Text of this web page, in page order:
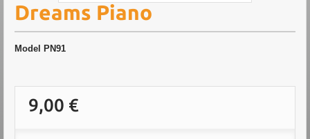
Dreams Piano
Model PN91
9,00 €